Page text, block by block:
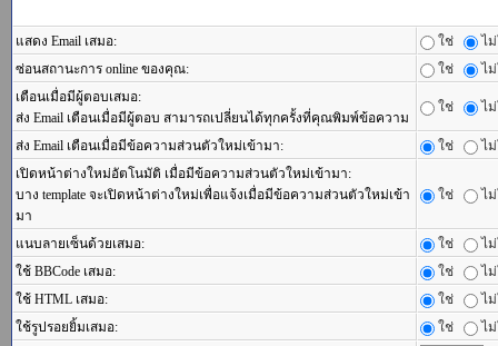
แสดง Email เสมอ: ใช่
ไ
ซ่อนสถานะการ online ของคุณ:
ใช่
ไ
เตือนเมื่อมีผู้ตอบเสมอ:
ส่ง Email เตือนเมื่อมีผู้ตอบ สามารถเปลี่ยนได้ทุกครั้งที่คุณพิมพ์ข้อความ
ใช่ ไ
ส่ง Email เตือนเมื่อมีข้อความส่วนตัวใหม่เข้ามา: ใช่
ไ
เปิดหน้าต่างใหม่อัตโนมัติ เมื่อมีข้อความส่วนตัวใหม่เข้ามา:
บาง template จะเปิดหน้าต่างใหม่เพื่อแจ้งเมื่อมีข้อความส่วนตัวใหม่เข้า
มา
ใช่ ไ
แนบลายเซ็นด้วยเสมอ: ใช่
ไ
ใช้ BBCode เสมอ:
ใช่
ไ
ใช้ HTML เสมอ:
ใช่
ไ
ใช้รูปรอยยิ้มเสมอ:
ใช่
ไ